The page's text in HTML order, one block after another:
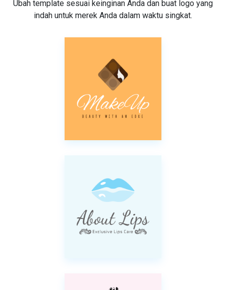
Ubah template sesuai keinginan Anda dan buat logo yang
indah untuk merek Anda dalam waktu singkat.